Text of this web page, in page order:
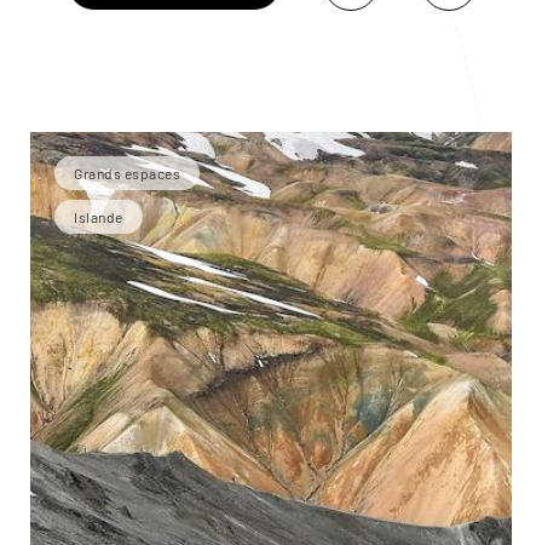
Grands espaces
Islande